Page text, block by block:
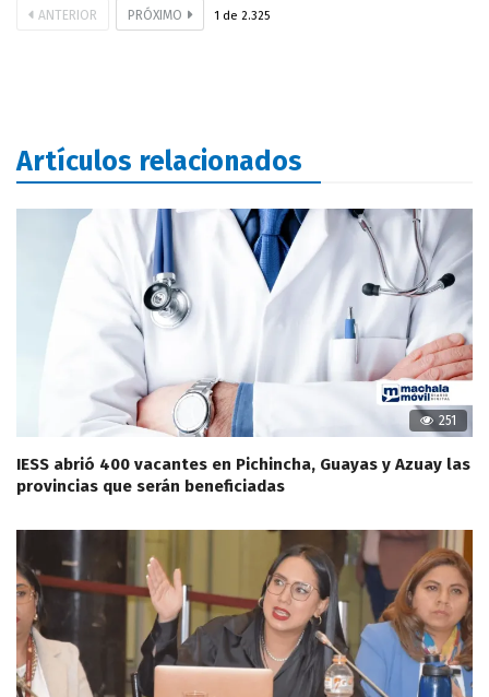
ANTERIOR PRÓXIMO 1 de 2.325
Artículos relacionados
251
IESS abrió 400 vacantes en Pichincha, Guayas y Azuay las
provincias que serán beneficiadas